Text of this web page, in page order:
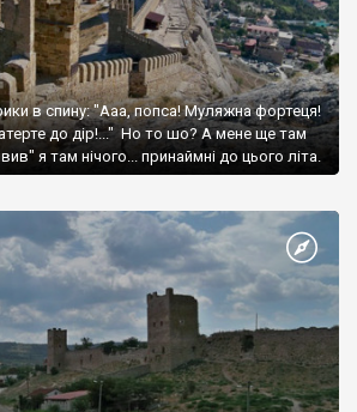
в спину: "Ааа, попса! Муляжна фортеця!
до дір!..." Но то шо? А мене ще там
я там нічого... принаймні до цього літа.